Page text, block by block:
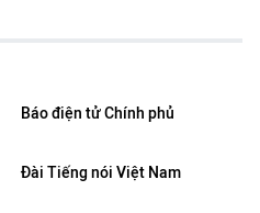
Báo điện tử Chính phủ
Đài Tiếng nói Việt Nam